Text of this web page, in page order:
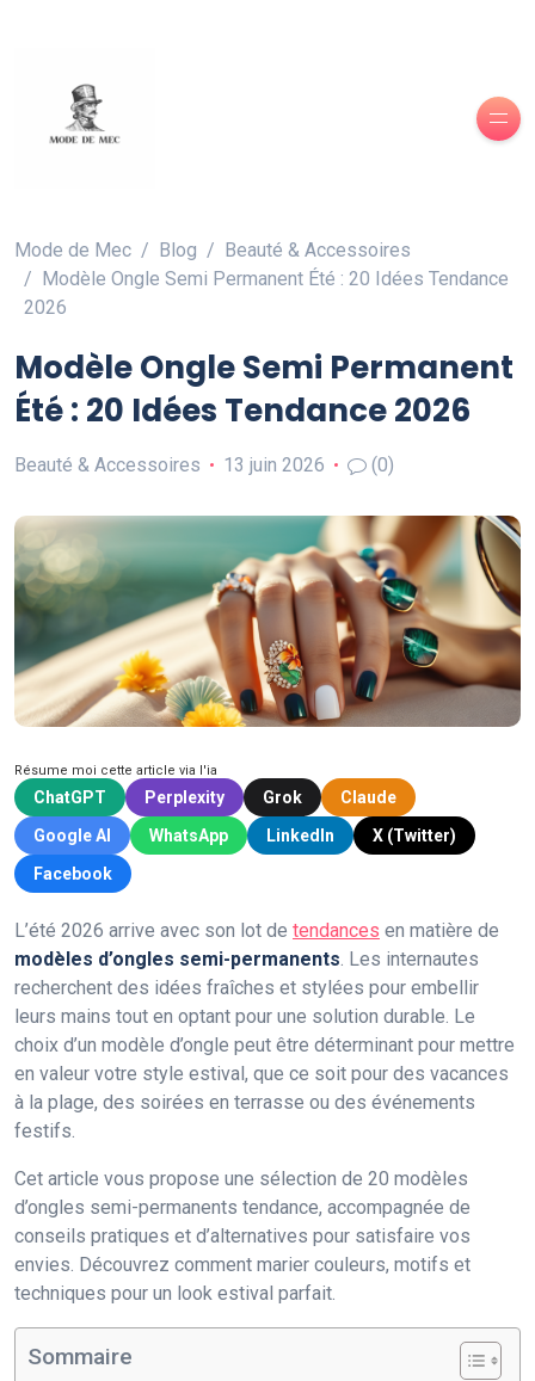
Mode de Mec Blog
Beauté & Accessoires
Modèle Ongle Semi Permanent Été : 20 Idées Tendance
2026
Modèle Ongle Semi Permanent
Été : 20 Idées Tendance 2026
Beauté & Accessoires 13 juin 2026 (0)
Résume moi cette article via l'ia
ChatGPT Perplexity Grok
Claude
Google AI
WhatsApp LinkedIn
X (Twitter)
Facebook
L’été 2026 arrive avec son lot de tendances en matière de
modèles d’ongles semi-permanents . Les internautes
recherchent des idées fraîches et stylées pour embellir
leurs mains tout en optant pour une solution durable. Le
choix d’un modèle d’ongle peut être déterminant pour mettre
en valeur votre style estival, que ce soit pour des vacances
à la plage, des soirées en terrasse ou des événements
festifs.
Cet article vous propose une sélection de 20 modèles
d’ongles semi-permanents tendance, accompagnée de
conseils pratiques et d’alternatives pour satisfaire vos
envies. Découvrez comment marier couleurs, motifs et
techniques pour un look estival parfait.
Sommaire